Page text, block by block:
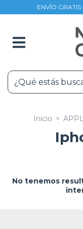
ENVÍO
Inicio >
No tenemos